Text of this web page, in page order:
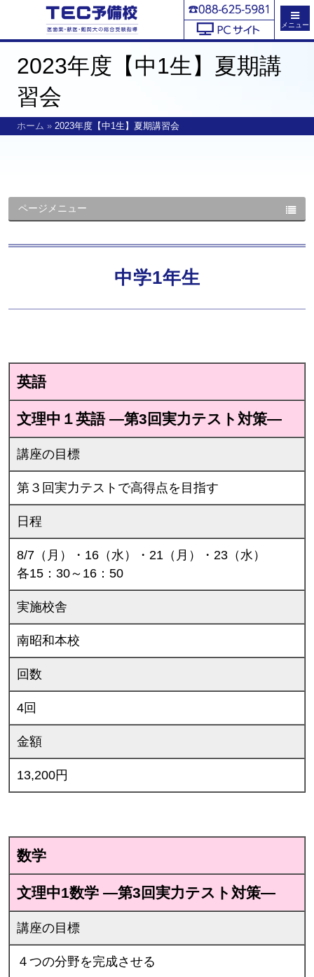
メニュー
2023年度【中1生】夏期講
習会
ホーム » 2023年度【中1生】夏期講習会
ページメニュー
中学1年生
英語
文理中１英語 ―第3回実力テスト対策―
講座の目標
第３回実力テストで高得点を目指す
日程
8/7（月）・16（水）・21（月）・23（水）
各15：30～16：50
実施校舎
南昭和本校
回数
4回
金額
13,200円
数学
文理中1数学 ―第3回実力テスト対策―
講座の目標
４つの分野を完成させる